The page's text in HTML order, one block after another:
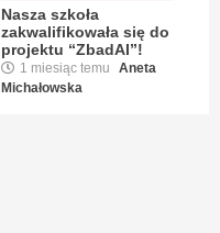
Nasza szkoła
zakwalifikowała się do
projektu “ZbadAI”!
1 miesiąc temu
Aneta
Michałowska